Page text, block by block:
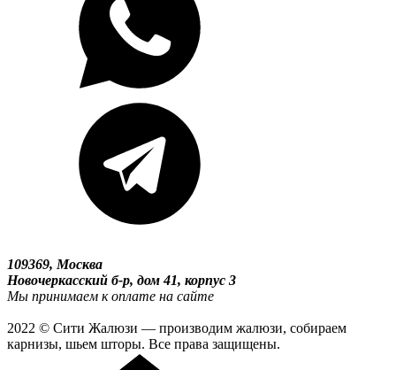
109369, Москва
Новочеркасский б-р, дом 41, корпус 3
Мы принимаем к оплате на сайте
2022 © Сити Жалюзи — производим жалюзи, собираем
карнизы, шьем шторы. Все права защищены.